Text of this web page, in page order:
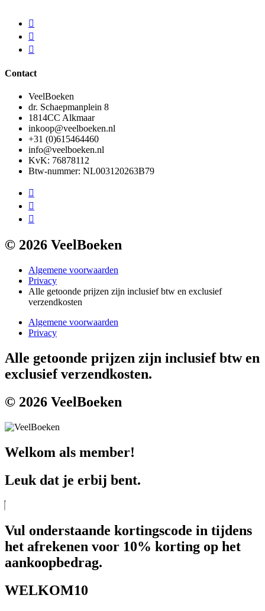
Contact
VeelBoeken
dr. Schaepmanplein 8
1814CC Alkmaar
inkoop@veelboeken.nl
+31 (0)615464460
info@veelboeken.nl
KvK: 76878112
Btw-nummer: NL003120263B79
© 2026 VeelBoeken
Algemene voorwaarden
Privacy
Alle getoonde prijzen zijn inclusief btw en exclusief
verzendkosten
Algemene voorwaarden
Privacy
Alle getoonde prijzen zijn inclusief btw en
exclusief verzendkosten.
© 2026 VeelBoeken
Welkom als member!
Leuk dat je erbij bent.
Vul onderstaande kortingscode in tijdens
het afrekenen voor 10% korting op het
aankoopbedrag.
WELKOM10